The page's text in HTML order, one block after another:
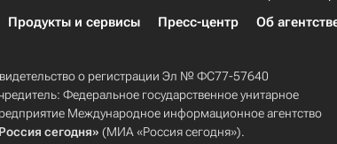
Продукты и сервисы Пресс-центр Об
о регистрации Эл № ФС77-57640
Федеральное государственное унитарное
Международное информационное агентство
сегодня» (МИА «Россия сегодня»).